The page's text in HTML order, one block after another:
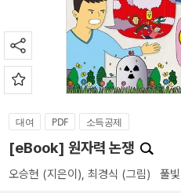
대여 PDF 소득공제
[eBook] 원자력 논쟁
오승현 (지은이), 최경식 (그림) 풀빛